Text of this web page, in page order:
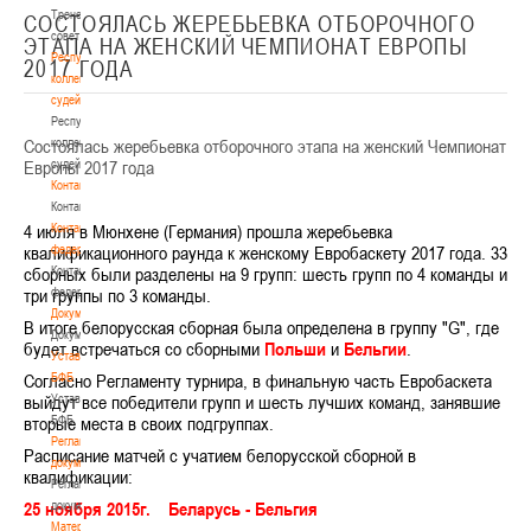
Тренерский
совет
Республиканская
коллегия
судей
Республиканская
коллегия
судей
Контакты
Контакты
Контакты
федерации
Контакты
федерации
Документы
Документы
Устав
БФБ
Устав
БФБ
Регламентирующие
документы
Регламентирующие
документы
Материалы
СОСТОЯЛАСЬ ЖЕРЕБЬЕВКА ОТБОРОЧНОГО
ЭТАПА НА ЖЕНСКИЙ ЧЕМПИОНАТ ЕВРОПЫ
2017 ГОДА
Состоялась жеребьевка отборочного этапа на женский Чемпионат
Европы 2017 года
4 июля в Мюнхене (Германия) прошла жеребьевка
квалификационного раунда к женскому Евробаскету 2017 года. 33
сборных были разделены на 9 групп: шесть групп по 4 команды и
три группы по 3 команды.
В итоге белорусская сборная была определена в группу "G", где
будет встречаться со сборными Польши и Бельгии
Согласно Регламенту турнира, в финальную часть Евробаскета
выйдут все победители групп и шесть лучших команд, занявшие
вторые места в своих подгруппах.
Расписание матчей с учатием белорусской сборной в
квалификации:
25 ноября 2015г. Беларусь - Бельгия